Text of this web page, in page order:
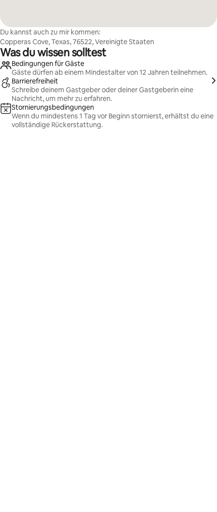
Du kannst auch zu mir kommen:
Copperas Cove, Texas, 76522, Vereinigte Staaten
Was du wissen solltest
Bedingungen für Gäste
Gäste dürfen ab einem Mindestalter von 12 Jahren teilnehmen.
Barrierefreiheit
Schreibe deinem Gastgeber oder deiner Gastgeberin eine
Nachricht, um mehr zu erfahren.
Stornierungsbedingungen
Wenn du mindestens 1 Tag vor Beginn stornierst, erhältst du eine
vollständige Rückerstattung.